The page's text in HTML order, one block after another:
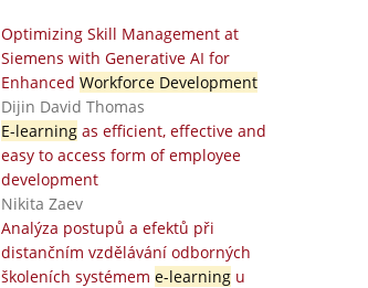
Optimizing Skill Management at
Siemens with Generative AI for
Enhanced Workforce Development
Dijin David Thomas
E-learningas efficient, effective and
easy to access form of employee
development
Nikita Zaev
Analýza postupů a efektů při
distančním vzdělávání odborných
školeních systémem e-learningu